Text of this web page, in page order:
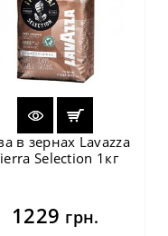
в зернах Lavazza
Selection 1кг
1229 грн.